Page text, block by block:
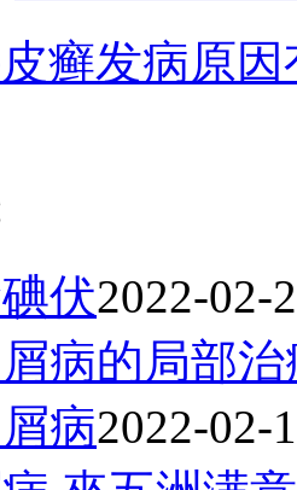
癣发病原因
伏2022-02-
病的局部治
病2022-02-